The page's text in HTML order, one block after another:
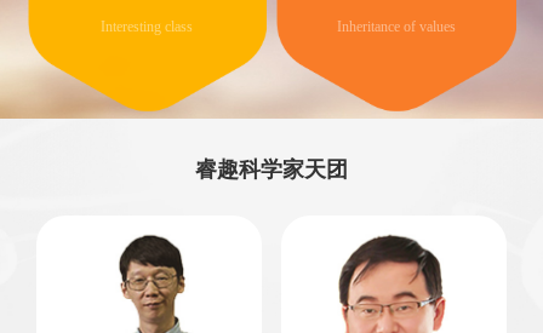
Interesting class Inheritance of values
睿趣科学家天团